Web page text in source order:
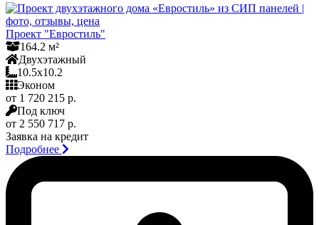
Проект "Евростиль"
164.2 м²
Двухэтажный
10.5x10.2
Эконом
от 1 720 215 р.
Под ключ
от 2 550 717 р.
Заявка на кредит
Подробнее